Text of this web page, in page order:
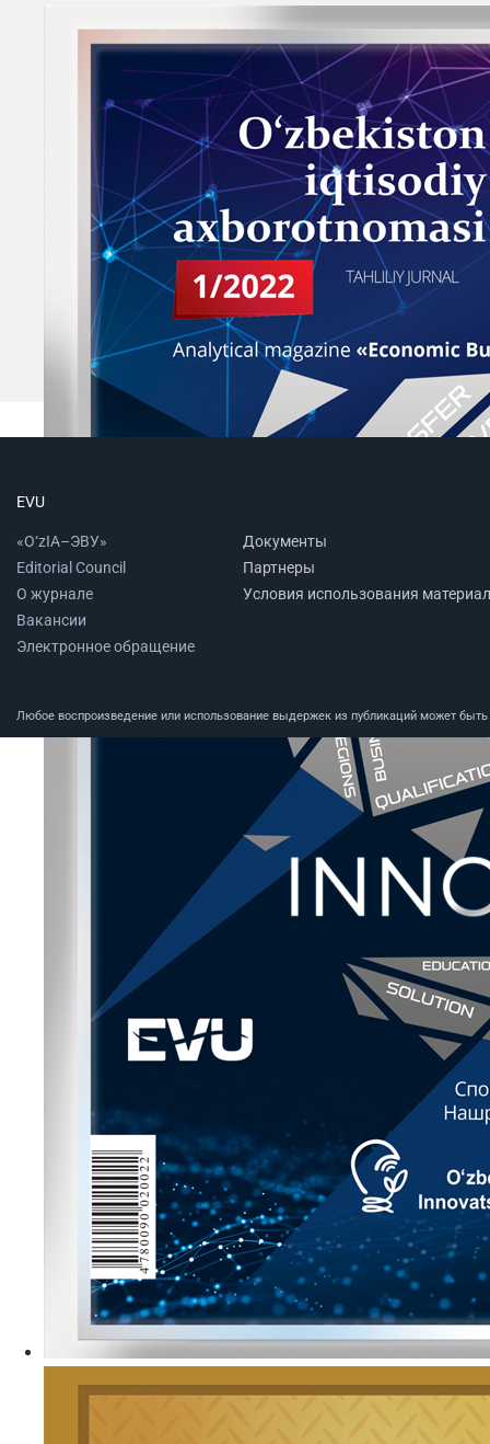
EVU
«O‘zIA–ЭВУ»
Editorial Council
О журнале
Вакансии
Электронное обращение
Документы
Партнеры
Условия использования
Любое воспроизведение или использование выдержек из публикаций может